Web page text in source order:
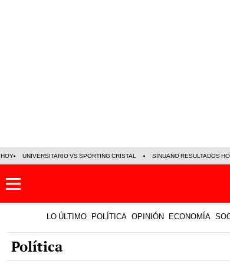
HOY UNIVERSITARIO VS SPORTING CRISTAL SINUANO RESULTADOS
LO ÚLTIMO POLÍTICA OPINIÓN ECONOMÍA
Política